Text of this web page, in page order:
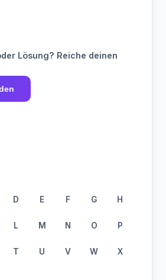
Lösung? Reiche deinen
D E F G H
L M N O P
T U V W X